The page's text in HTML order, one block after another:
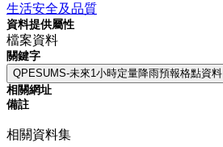
生活安全及品質
資料提供屬性
檔案資料
關鍵字
QPESUMS-未來1小時定量降雨預報格點資料
相關網址
備註
相關資料集